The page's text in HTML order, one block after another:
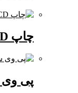
پی وی سی pvc